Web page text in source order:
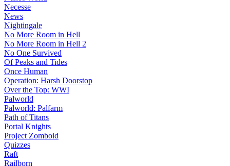
Necesse
News
Nightingale
No More Room in Hell
No More Room in Hell 2
No One Survived
Of Peaks and Tides
Once Human
Operation: Harsh Doorstop
Over the Top: WWI
Palworld
Palworld: Palfarm
Path of Titans
Portal Knights
Project Zomboid
Quizzes
Raft
Railborn